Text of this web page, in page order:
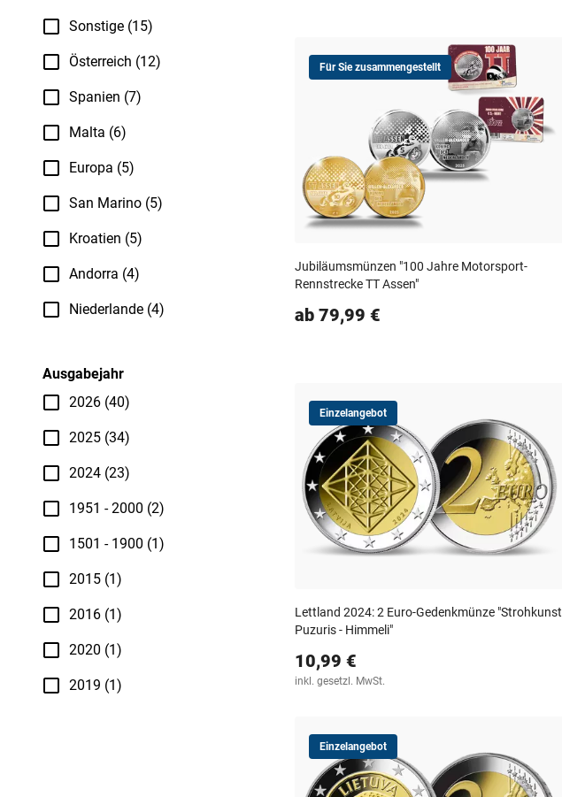
Sonstige (15)
Österreich (12)
Spanien (7)
Malta (6)
Europa (5)
San Marino (5)
Kroatien (5)
Andorra (4)
Niederlande (4)
Ausgabejahr
2026 (40)
2025 (34)
2024 (23)
1951 - 2000 (2)
1501 - 1900 (1)
2015 (1)
2016 (1)
2020 (1)
2019 (1)
Für Sie zusammengestellt
Jubiläumsmünzen "100 Jahre Motorsport-
Rennstrecke TT Assen"
ab 79,99 €
Einzelangebot
Lettland 2024: 2 Euro-Gedenkmünze "Strohkunst
Puzuris - Himmeli"
10,99 €
inkl. gesetzl. MwSt.
Einzelangebot